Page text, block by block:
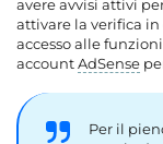
avere avvisi attivi
attivare la verifica in
accesso alle
accountAdSense
Per il